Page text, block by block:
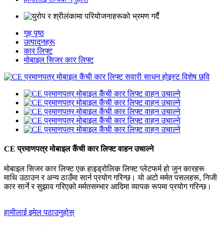
गृह पृष्ठ
उत्पादनहरू
कार लिफ्ट
मोबाइल सिजर कार लिफ्ट
CE प्रमाणपत्र मोबाइल कैंची कार लिफ्ट वाहन उचाल्ने
मोबाइल सिजर कार लिफ्ट एक हाइड्रोलिक लिफ्ट प्लेटफर्म हो जुन कारहरू
माथि उठाउन र अन्य ठाउँमा सार्न प्रयोग गरिन्छ। यो अटो मर्मत पसलहरू, निजी
कार सार्ने र सुझाव गरिएको मर्मतसम्भार आदिमा व्यापक रूपमा प्रयोग गरिन्छ।
हामीलाई इमेल पठाउनुहोस्